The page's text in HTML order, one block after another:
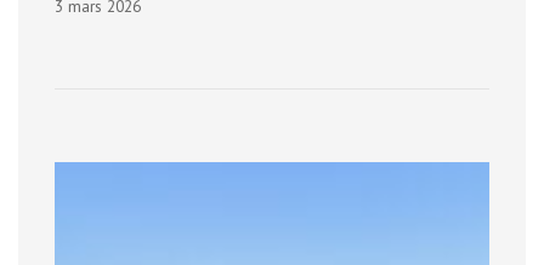
3 mars 2026